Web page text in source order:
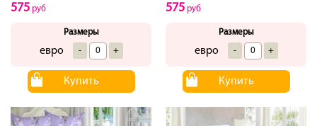
575 руб
Размеры
евро - +
Купить
575 руб
Размеры
евро - +
Купить